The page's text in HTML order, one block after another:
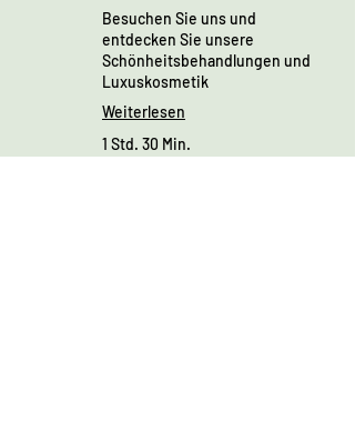
Besuchen Sie uns und
entdecken Sie unsere
Schönheitsbehandlungen und
Luxuskosmetik
Weiterlesen
1 Std. 30 Min.